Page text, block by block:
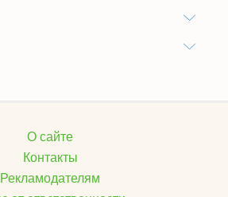
О сайте
Контакты
Рекламодателям